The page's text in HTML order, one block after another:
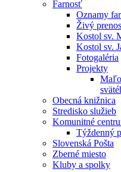
Farnosť
Oznamy
Živý
Kostol sv.
Kostol sv.
Fotogaléria
Projekty
Obecná knižnica
Stredisko služieb
Komunitné
Týždenný
Slovenská Pošta
Zberné miesto
Kluby a spolky